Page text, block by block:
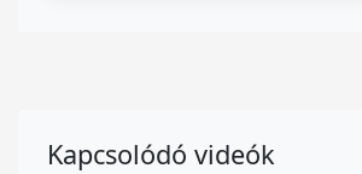
Kapcsolódó videók